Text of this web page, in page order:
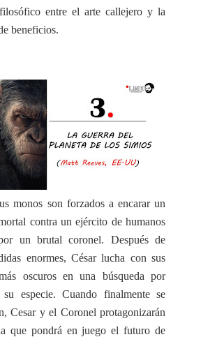
entre el arte callejero y la
beneficios.
monos son forzados a encarar un
contra un ejército de humanos
un brutal coronel. Después de
enormes, César lucha con sus
oscuros en una búsqueda por
especie. Cuando finalmente se
Cesar y el Coronel protagonizarán
que pondrá en juego el futuro de